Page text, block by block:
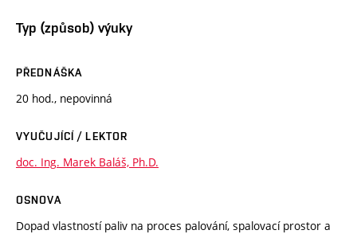
Typ (způsob) výuky
PŘEDNÁŠKA
20 hod., nepovinná
VYUČUJÍCÍ / LEKTOR
doc. Ing. Marek Baláš, Ph.D.
OSNOVA
Dopad vlastností paliv na proces palování, spalovací prostor a